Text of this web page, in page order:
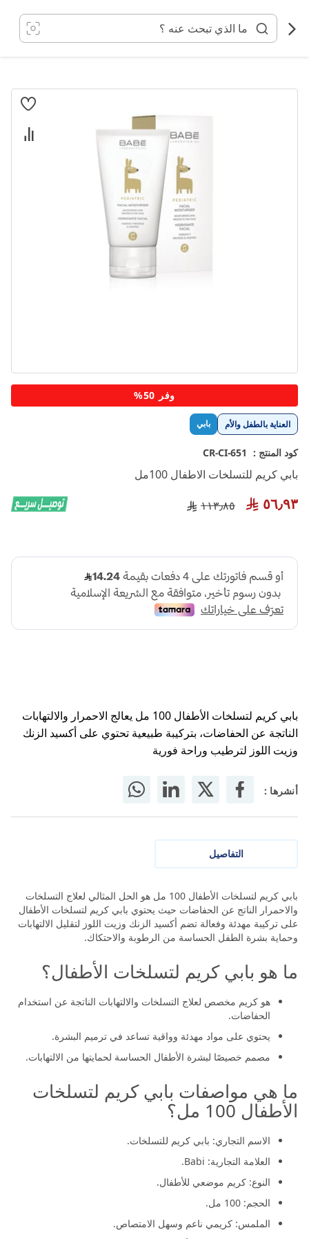
المحتوى
العناية بالطفل والأم بابي
كود المنتج : CR-CI-651
بابي كريم للتسلخات الاطفال 100مل
٥٦٫٩٣ ١١٣٫٨٥
بابي كريم لتسلخات الأطفال 100 مل يعالج الاحمرار والالتهابات
الناتجة عن الحفاضات، بتركيبة طبيعية تحتوي على أكسيد الزنك
وزيت اللوز لترطيب وراحة فورية
أنشرها :
انتقل
تخطي
إلى
بداية
معرض
الصور
وفر 50%
التفاصيل
بابي كريم لتسلخات الأطفال 100 مل هو الحل المثالي لعلاج التسلخات
والاحمرار الناتج عن الحفاضات حيث يحتوي بابي كريم لتسلخات الأطفال
على تركيبة مهدئة وفعالة تضم أكسيد الزنك وزيت اللوز لتقليل الالتهابات
وحماية بشرة الطفل الحساسة من الرطوبة والاحتكاك.
ما هو بابي كريم لتسلخات الأطفال؟
هو كريم مخصص لعلاج التسلخات والالتهابات الناتجة عن استخدام
الحفاضات.
يحتوي على مواد مهدئة وواقية تساعد في ترميم البشرة.
مصمم خصيصًا لبشرة الأطفال الحساسة لحمايتها من الالتهابات.
ما هي مواصفات بابي كريم لتسلخات
الأطفال 100 مل؟
الاسم التجاري: بابي كريم للتسلخات.
العلامة التجارية: Babi.
النوع: كريم موضعي للأطفال.
الحجم: 100 مل.
الملمس: كريمي ناعم وسهل الامتصاص.